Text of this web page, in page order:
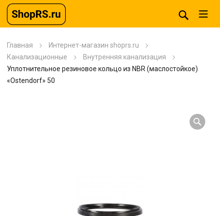
Главная
Интернет-магазин shoprs.ru
Канализационные
Внутренняя канализация
Уплотнительное резиновое кольцо из NBR (маслостойкое)
«Ostendorf» 50